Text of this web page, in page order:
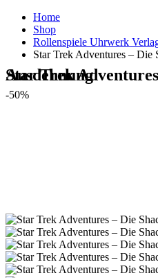
Home
Shop
Rollenspiele Uhrwerk
Star Trek Adventures – Die
Star Trek Adventures – Die Shackleton-Ausdehnung
-50%